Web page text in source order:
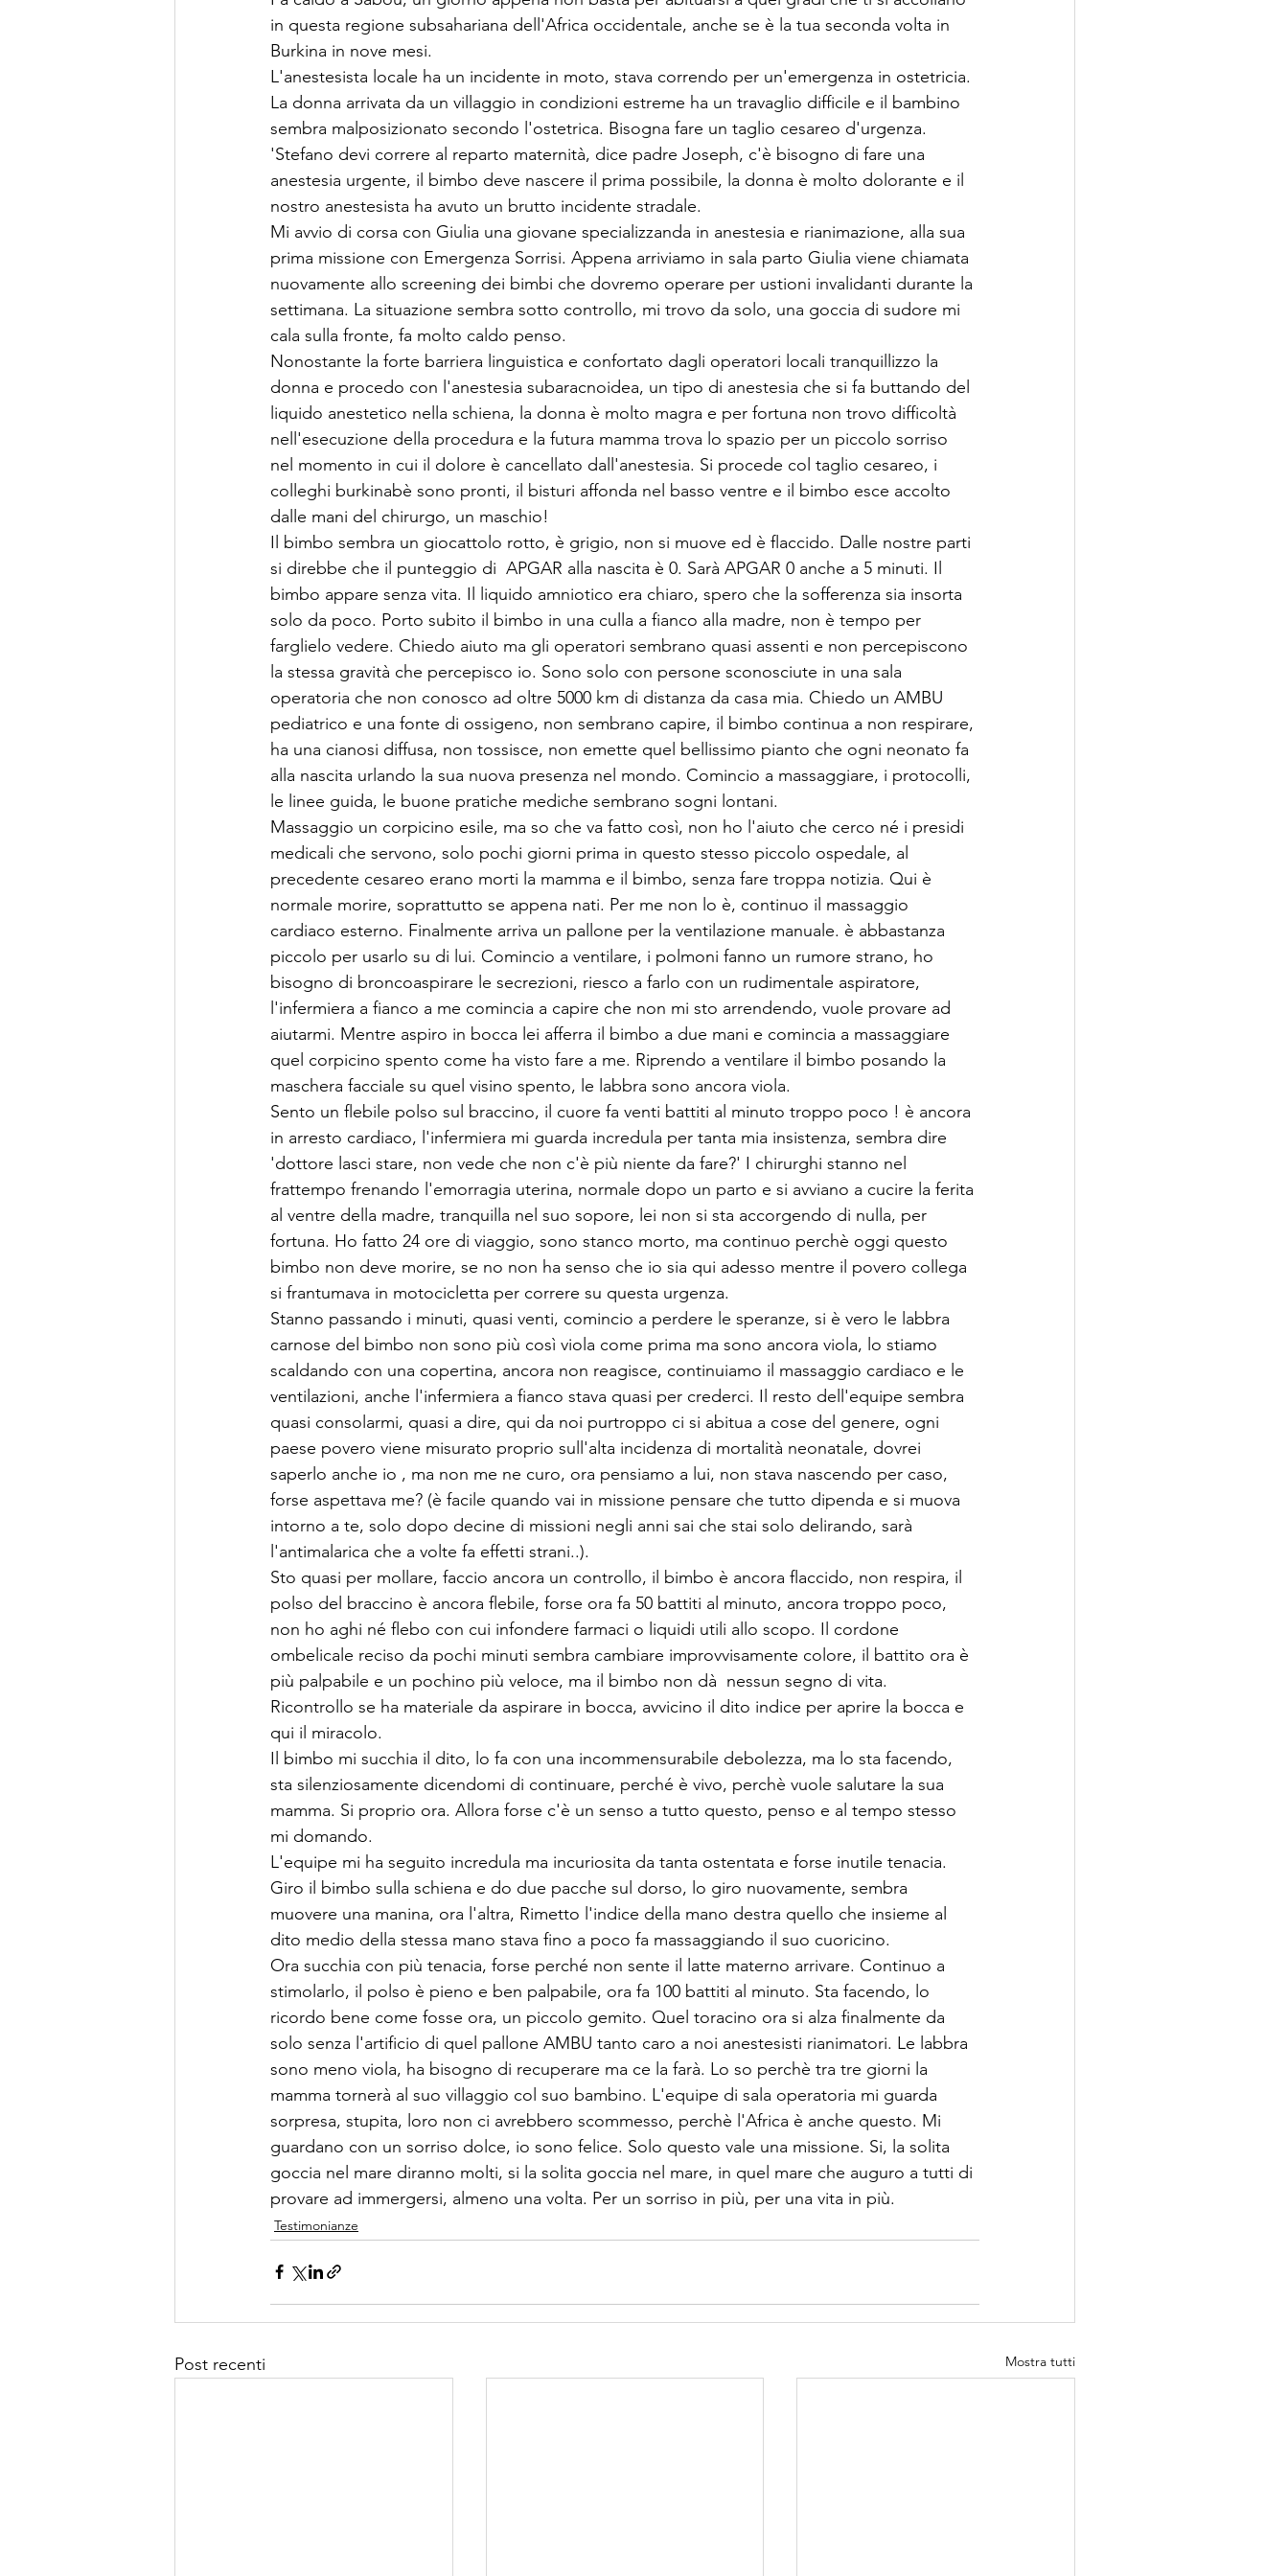
in questa regione subsahariana dell'Africa occidentale, anche se è la tua seconda volta in
Burkina in nove mesi.
L'anestesista locale ha un incidente in moto, stava correndo per un'emergenza in ostetricia.
La donna arrivata da un villaggio in condizioni estreme ha un travaglio difficile e il bambino
sembra malposizionato secondo l'ostetrica. Bisogna fare un taglio cesareo d'urgenza.
'Stefano devi correre al reparto maternità, dice padre Joseph, c'è bisogno di fare una
anestesia urgente, il bimbo deve nascere il prima possibile, la donna è molto dolorante e il
nostro anestesista ha avuto un brutto incidente stradale.
Mi avvio di corsa con Giulia una giovane specializzanda in anestesia e rianimazione, alla sua
prima missione con Emergenza Sorrisi. Appena arriviamo in sala parto Giulia viene chiamata
nuovamente allo screening dei bimbi che dovremo operare per ustioni invalidanti durante la
settimana. La situazione sembra sotto controllo, mi trovo da solo, una goccia di sudore mi
cala sulla fronte, fa molto caldo penso.
Nonostante la forte barriera linguistica e confortato dagli operatori locali tranquillizzo la
donna e procedo con l'anestesia subaracnoidea, un tipo di anestesia che si fa buttando del
liquido anestetico nella schiena, la donna è molto magra e per fortuna non trovo difficoltà
nell'esecuzione della procedura e la futura mamma trova lo spazio per un piccolo sorriso
nel momento in cui il dolore è cancellato dall'anestesia. Si procede col taglio cesareo, i
colleghi burkinabè sono pronti, il bisturi affonda nel basso ventre e il bimbo esce accolto
dalle mani del chirurgo, un maschio!
Il bimbo sembra un giocattolo rotto, è grigio, non si muove ed è flaccido. Dalle nostre parti
si direbbe che il punteggio di  APGAR alla nascita è 0. Sarà APGAR 0 anche a 5 minuti. Il
bimbo appare senza vita. Il liquido amniotico era chiaro, spero che la sofferenza sia insorta
solo da poco. Porto subito il bimbo in una culla a fianco alla madre, non è tempo per
farglielo vedere. Chiedo aiuto ma gli operatori sembrano quasi assenti e non percepiscono
la stessa gravità che percepisco io. Sono solo con persone sconosciute in una sala
operatoria che non conosco ad oltre 5000 km di distanza da casa mia. Chiedo un AMBU
pediatrico e una fonte di ossigeno, non sembrano capire, il bimbo continua a non respirare,
ha una cianosi diffusa, non tossisce, non emette quel bellissimo pianto che ogni neonato fa
alla nascita urlando la sua nuova presenza nel mondo. Comincio a massaggiare, i protocolli,
le linee guida, le buone pratiche mediche sembrano sogni lontani.
Massaggio un corpicino esile, ma so che va fatto così, non ho l'aiuto che cerco né i presidi
medicali che servono, solo pochi giorni prima in questo stesso piccolo ospedale, al
precedente cesareo erano morti la mamma e il bimbo, senza fare troppa notizia. Qui è
normale morire, soprattutto se appena nati. Per me non lo è, continuo il massaggio
cardiaco esterno. Finalmente arriva un pallone per la ventilazione manuale. è abbastanza
piccolo per usarlo su di lui. Comincio a ventilare, i polmoni fanno un rumore strano, ho
bisogno di broncoaspirare le secrezioni, riesco a farlo con un rudimentale aspiratore,
l'infermiera a fianco a me comincia a capire che non mi sto arrendendo, vuole provare ad
aiutarmi. Mentre aspiro in bocca lei afferra il bimbo a due mani e comincia a massaggiare
quel corpicino spento come ha visto fare a me. Riprendo a ventilare il bimbo posando la
maschera facciale su quel visino spento, le labbra sono ancora viola.
Sento un flebile polso sul braccino, il cuore fa venti battiti al minuto troppo poco ! è ancora
in arresto cardiaco, l'infermiera mi guarda incredula per tanta mia insistenza, sembra dire
'dottore lasci stare, non vede che non c'è più niente da fare?' I chirurghi stanno nel
frattempo frenando l'emorragia uterina, normale dopo un parto e si avviano a cucire la ferita
al ventre della madre, tranquilla nel suo sopore, lei non si sta accorgendo di nulla, per
fortuna. Ho fatto 24 ore di viaggio, sono stanco morto, ma continuo perchè oggi questo
bimbo non deve morire, se no non ha senso che io sia qui adesso mentre il povero collega
si frantumava in motocicletta per correre su questa urgenza.
Stanno passando i minuti, quasi venti, comincio a perdere le speranze, si è vero le labbra
carnose del bimbo non sono più così viola come prima ma sono ancora viola, lo stiamo
scaldando con una copertina, ancora non reagisce, continuiamo il massaggio cardiaco e le
ventilazioni, anche l'infermiera a fianco stava quasi per crederci. Il resto dell'equipe sembra
quasi consolarmi, quasi a dire, qui da noi purtroppo ci si abitua a cose del genere, ogni
paese povero viene misurato proprio sull'alta incidenza di mortalità neonatale, dovrei
saperlo anche io , ma non me ne curo, ora pensiamo a lui, non stava nascendo per caso,
forse aspettava me? (è facile quando vai in missione pensare che tutto dipenda e si muova
intorno a te, solo dopo decine di missioni negli anni sai che stai solo delirando, sarà
l'antimalarica che a volte fa effetti strani..).
Sto quasi per mollare, faccio ancora un controllo, il bimbo è ancora flaccido, non respira, il
polso del braccino è ancora flebile, forse ora fa 50 battiti al minuto, ancora troppo poco,
non ho aghi né flebo con cui infondere farmaci o liquidi utili allo scopo. Il cordone
ombelicale reciso da pochi minuti sembra cambiare improvvisamente colore, il battito ora è
più palpabile e un pochino più veloce, ma il bimbo non dà  nessun segno di vita.
Ricontrollo se ha materiale da aspirare in bocca, avvicino il dito indice per aprire la bocca e
qui il miracolo.
Il bimbo mi succhia il dito, lo fa con una incommensurabile debolezza, ma lo sta facendo,
sta silenziosamente dicendomi di continuare, perché è vivo, perchè vuole salutare la sua
mamma. Si proprio ora. Allora forse c'è un senso a tutto questo, penso e al tempo stesso
mi domando.
L'equipe mi ha seguito incredula ma incuriosita da tanta ostentata e forse inutile tenacia.
Giro il bimbo sulla schiena e do due pacche sul dorso, lo giro nuovamente, sembra
muovere una manina, ora l'altra, Rimetto l'indice della mano destra quello che insieme al
dito medio della stessa mano stava fino a poco fa massaggiando il suo cuoricino.
Ora succhia con più tenacia, forse perché non sente il latte materno arrivare. Continuo a
stimolarlo, il polso è pieno e ben palpabile, ora fa 100 battiti al minuto. Sta facendo, lo
ricordo bene come fosse ora, un piccolo gemito. Quel toracino ora si alza finalmente da
solo senza l'artificio di quel pallone AMBU tanto caro a noi anestesisti rianimatori. Le labbra
sono meno viola, ha bisogno di recuperare ma ce la farà. Lo so perchè tra tre giorni la
mamma tornerà al suo villaggio col suo bambino. L'equipe di sala operatoria mi guarda
sorpresa, stupita, loro non ci avrebbero scommesso, perchè l'Africa è anche questo. Mi
guardano con un sorriso dolce, io sono felice. Solo questo vale una missione. Si, la solita
goccia nel mare diranno molti, si la solita goccia nel mare, in quel mare che auguro a tutti di
provare ad immergersi, almeno una volta. Per un sorriso in più, per una vita in più.
Testimonianze
Post recenti Mostra tutti